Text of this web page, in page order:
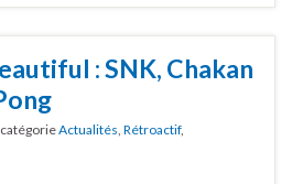
: SNK, Chakan
Actualités Rétroactif,